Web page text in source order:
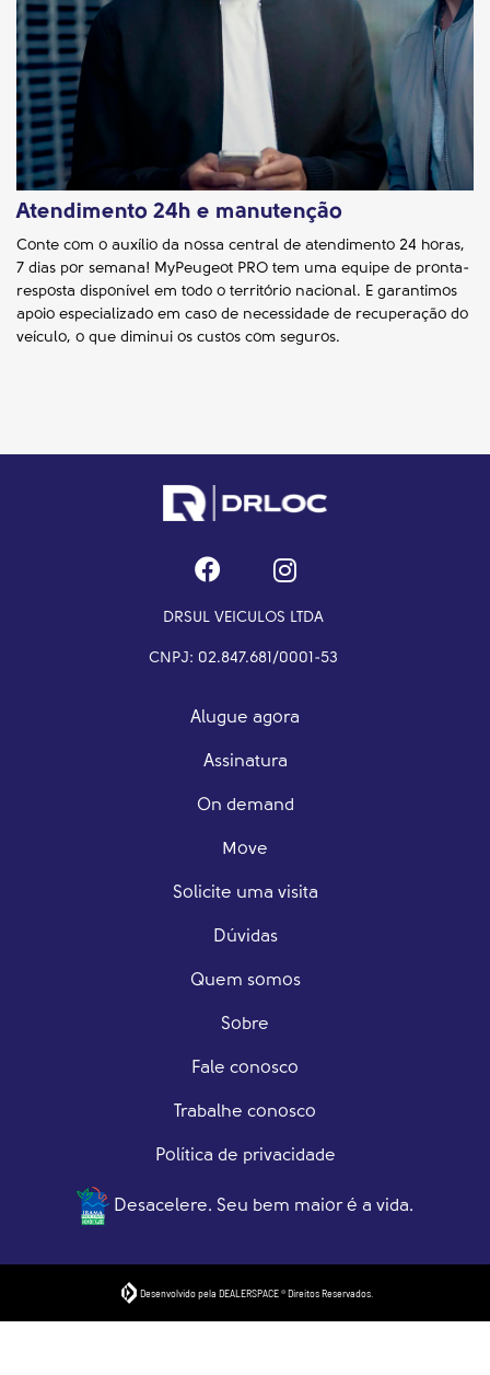
Atendimento 24h e manutenção
Conte com o auxílio da nossa central de atendimento 24 horas,
7 dias por semana! MyPeugeot PRO tem uma equipe de pronta-
resposta disponível em todo o território nacional. E garantimos
apoio especializado em caso de necessidade de recuperação do
veículo, o que diminui os custos com seguros.
DRSUL VEICULOS LTDA
CNPJ: 02.847.681/0001-53
Alugue agora
Assinatura
On demand
Move
Solicite uma visita
Dúvidas
Quem somos
Sobre
Fale conosco
Trabalhe conosco
Política de privacidade
Desacelere. Seu bem maior é a vida.
Desenvolvido pela DEALERSPACE ® Direitos Reservados.